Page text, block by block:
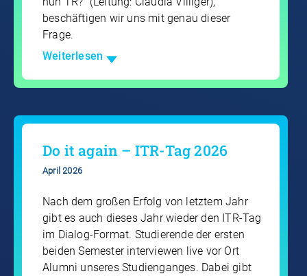
beschäftigen wir uns mit genau dieser
Frage.
Weiterlesen
Do it again – ITR-Tag 2026
April 2026
Nach dem großen Erfolg von letztem Jahr
gibt es auch dieses Jahr wieder den ITR-Tag
im Dialog-Format. Studierende der ersten
beiden Semester interviewen live vor Ort
Alumni unseres Studienganges. Dabei gibt